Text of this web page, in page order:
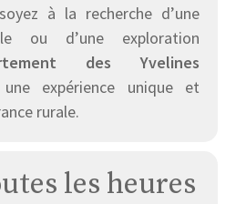
à la recherche d’une
ou d’une exploration
des Yvelines
expérience unique et
rurale.
les heures